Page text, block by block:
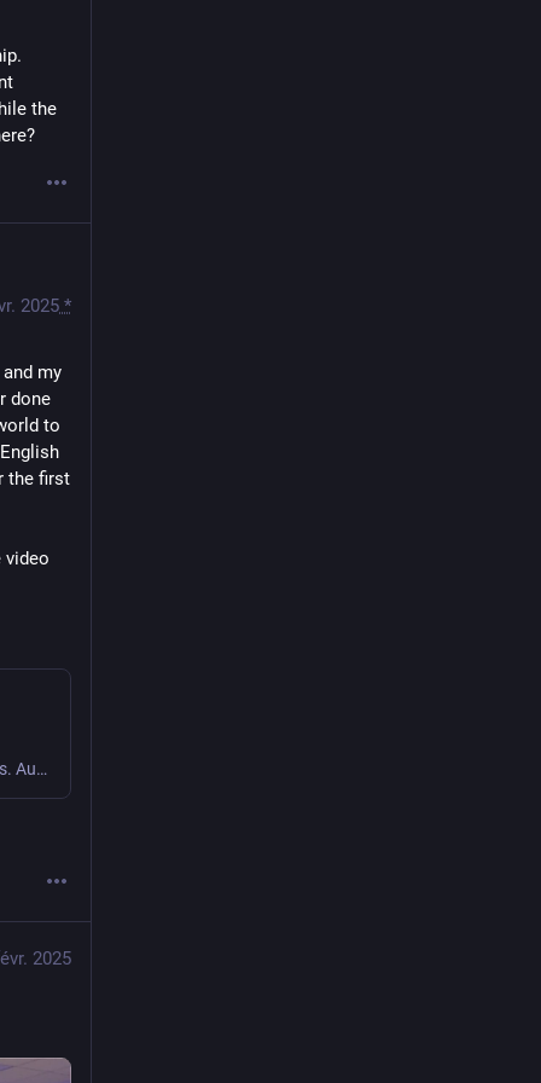
the
2025 *
my
done
to
the first
video
Auf YouTube findest du die angesagtesten Videos und Tracks. Außerdem kannst du eigene Inhalte hochladen und mit Freunden oder gleich der ganzen Welt teilen.
2025